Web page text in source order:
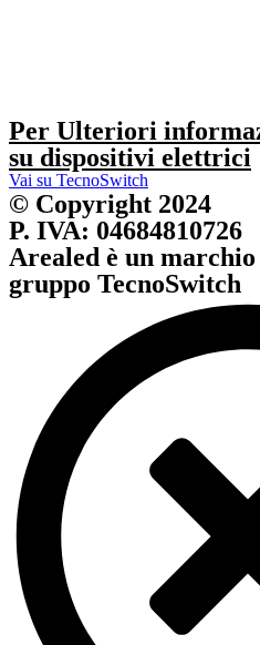
Per Ulteriori
su dispositivi elettrici
Vai su TecnoSwitch
© Copyright 2024
P. IVA: 04684810726
Arealed è un
gruppo TecnoSwitch